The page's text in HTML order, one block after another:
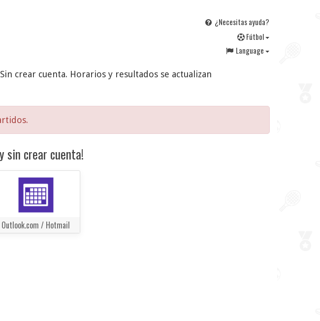
¿Necesitas ayuda?
Fútbol
Language
crear cuenta. Horarios y resultados se actualizan
sin crear cuenta!
Outlook.com / Hotmail